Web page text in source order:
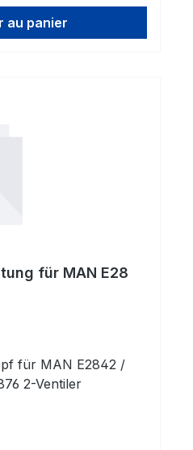
Materialpaarung mit
Ventilen der
au panier
für MAN E28
für MAN E2842 /
2-Ventiler